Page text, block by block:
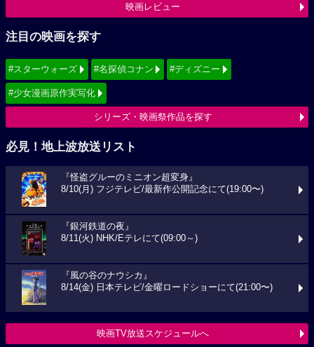
映画レビュー
注目の映画を探す
#スターウォーズ #名探偵コナン #ディズニー
#少女漫画原作実写化
シリーズ・映画祭作品を探す
必見！地上波放送リスト
『怪盗グルーのミニオン超変身』
8/10(月) フジテレビ/最新作公開記念にて(19:00〜)
『銀河鉄道の夜』
8/11(火) NHK/Eテレにて(09:00～)
『風の谷のナウシカ』
8/14(金) 日本テレビ/金曜ロードショーにて(21:00〜)
映画TV放送スケジュールへ